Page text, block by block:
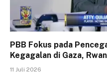
PBB Fokus pada
Kegagalan di Gaza,
11 Juli 2026